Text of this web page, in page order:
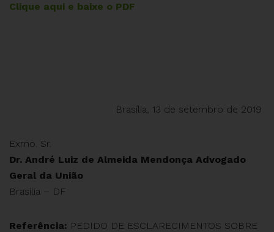
Clique aqui e baixe o PDF
Brasília, 13 de setembro de 2019
Exmo. Sr.
Dr. André Luiz de Almeida Mendonça Advogado
Geral da União
Brasília – DF
Referência: PEDIDO DE ESCLARECIMENTOS SOBRE